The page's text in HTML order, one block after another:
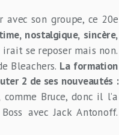
son groupe, ce 20e
nostalgique, sincère,
se reposer mais non.
Bleachers. La formation
2 de ses nouveautés :
Bruce, donc il l’a
avec Jack Antonoff.